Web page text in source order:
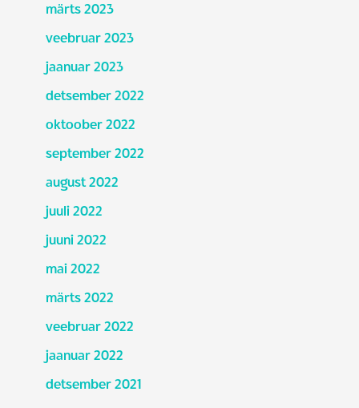
märts 2023
veebruar 2023
jaanuar 2023
detsember 2022
oktoober 2022
september 2022
august 2022
juuli 2022
juuni 2022
mai 2022
märts 2022
veebruar 2022
jaanuar 2022
detsember 2021